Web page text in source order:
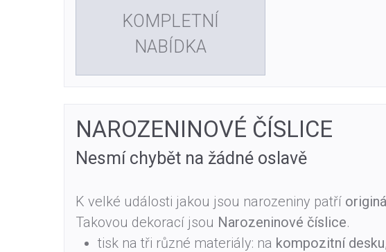
KOMPLETNÍ
NABÍDKA
NAROZENINOVÉ ČÍSLICE
Nesmí chybět na žádné oslavě
K velké události jakou jsou narozeniny patří
Takovou dekorací jsou Narozeninové číslice.
tisk na tři různé materiály: na kompozitní desku